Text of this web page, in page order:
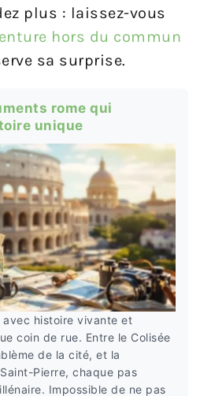
plus : laissez-vous
hors du commun
sa surprise.
rome qui
unique
avec histoire vivante et
coin de rue. Entre le Colisée
de la cité, et la
Pierre, chaque pas
Impossible de ne pas